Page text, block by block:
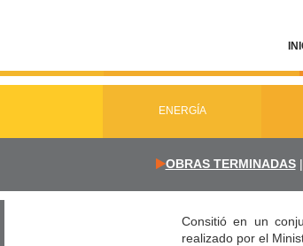
ENERGÍA
OBRAS TERMINADAS|
Consitió en un
realizado por el